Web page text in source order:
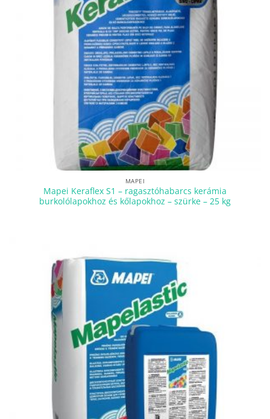
MAPEI
Mapei Keraflex S1 – ragasztóhabarcs kerámia
burkolólapokhoz és kőlapokhoz – szürke – 25 kg